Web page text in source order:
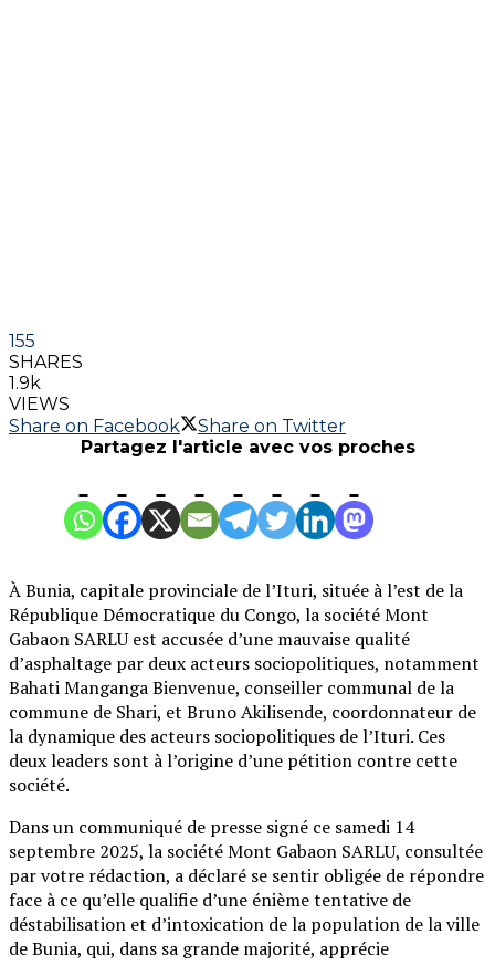
155
SHARES
1.9k
VIEWS
Share on Facebook
Share on Twitter
Partagez l'article avec vos proches
À Bunia, capitale provinciale de l’Ituri, située à l’est de la
République Démocratique du Congo, la société Mont
Gabaon SARLU est accusée d’une mauvaise qualité
d’asphaltage par deux acteurs sociopolitiques, notamment
Bahati Manganga Bienvenue, conseiller communal de la
commune de Shari, et Bruno Akilisende, coordonnateur de
la dynamique des acteurs sociopolitiques de l’Ituri. Ces
deux leaders sont à l’origine d’une pétition contre cette
société.
Dans un communiqué de presse signé ce samedi 14
septembre 2025, la société Mont Gabaon SARLU, consultée
par votre rédaction, a déclaré se sentir obligée de répondre
face à ce qu’elle qualifie d’une énième tentative de
déstabilisation et d’intoxication de la population de la ville
de Bunia, qui, dans sa grande majorité, apprécie